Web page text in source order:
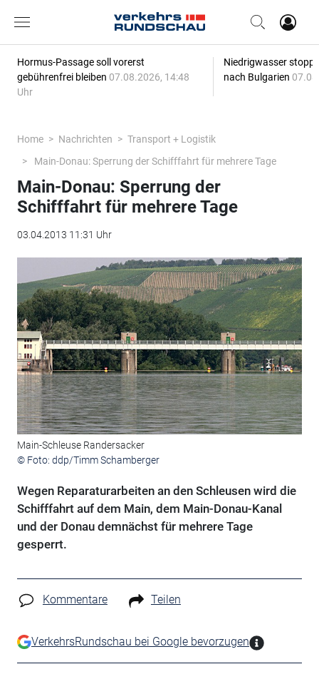
Hormus-Passage soll vorerst
gebührenfrei bleiben 07.08.2026, 14:48
Uhr
Niedrigwasser
nach Bulgarien
Home Nachrichten
Transport + Logistik
Main-Donau: Sperrung der Schifffahrt für mehrere Tage
Main-Donau: Sperrung der
Schifffahrt für mehrere Tage
03.04.2013 11:31 Uhr
Main-Schleuse Randersacker
© Foto: ddp/Timm Schamberger
Wegen Reparaturarbeiten an den Schleusen wird die
Schifffahrt auf dem Main, dem Main-Donau-Kanal
und der Donau demnächst für mehrere Tage
gesperrt.
Kommentare Teilen
VerkehrsRundschau bei Google bevorzugen